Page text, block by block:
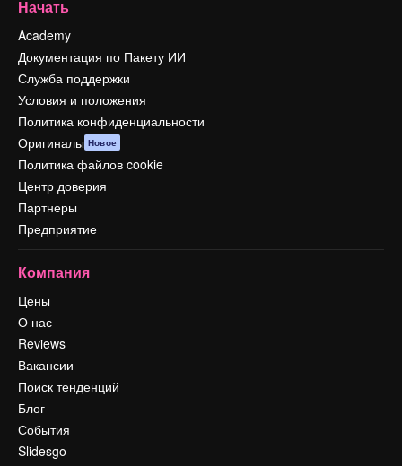
Начать
Academy
Документация по Пакету ИИ
Служба поддержки
Условия и положения
Политика конфиденциальности
Оригиналы Новое
Политика файлов cookie
Центр доверия
Партнеры
Предприятие
Компания
Цены
О нас
Reviews
Вакансии
Поиск тенденций
Блог
События
Slidesgo